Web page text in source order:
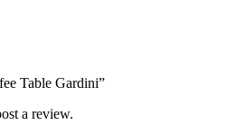
Table Gardini”
a review.